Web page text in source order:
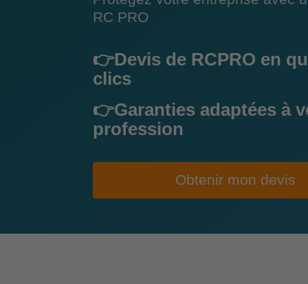
RC PRO
👉Devis de RCPRO en
clics
👉Garanties adaptées à
profession
Obtenir mon devis